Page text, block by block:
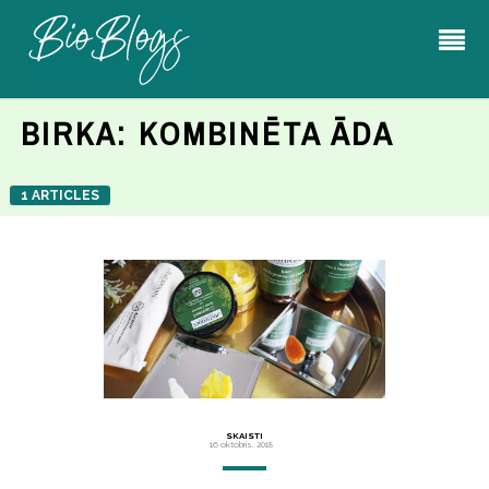
BIRKA: KOMBINĒTA ĀDA
1 ARTICLES
SKAISTI
16 oktobris, 2018